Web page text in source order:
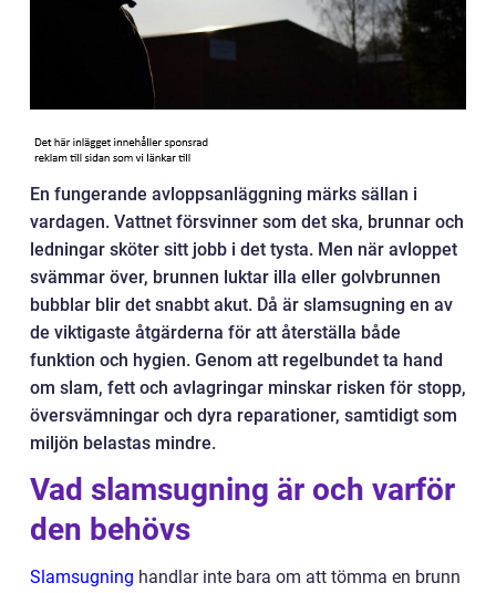
En fungerande avloppsanläggning märks sällan i
vardagen. Vattnet försvinner som det ska, brunnar och
ledningar sköter sitt jobb i det tysta. Men när avloppet
svämmar över, brunnen luktar illa eller golvbrunnen
bubblar blir det snabbt akut. Då är slamsugning en av
de viktigaste åtgärderna för att återställa både
funktion och hygien. Genom att regelbundet ta hand
om slam, fett och avlagringar minskar risken för stopp,
översvämningar och dyra reparationer, samtidigt som
miljön belastas mindre.
Vad slamsugning är och varför
den behövs
Slamsugning handlar inte bara om att tömma en brunn